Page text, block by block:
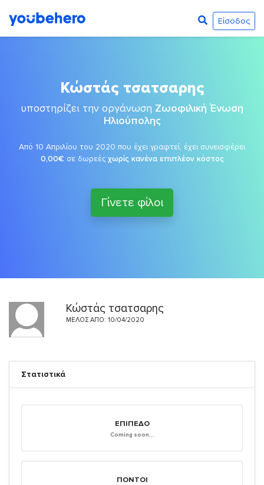
Είσοδος
Κώστάς τσατσαρης
υποστηρίζει την οργάνωση Ζωοφιλική Ένωση
Ηλιούπολης
Από 10 Απριλίου του 2020 που έχει γραφτεί, έχει συνεισφέρει
0,00€ σε δωρεές χωρίς κανένα επιπλέον κόστος
Γίνετε φίλοι
Κώστάς τσατσαρης
ΜΈΛΟΣ ΑΠΌ: 10/04/2020
Στατιστικά
ΕΠΊΠΕΔΟ
Coming soon...
ΠΌΝΤΟΙ